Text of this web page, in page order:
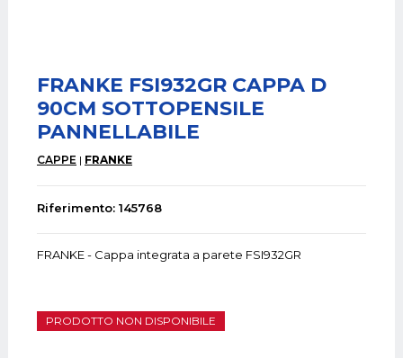
FRANKE FSI932GR CAPPA D
90CM SOTTOPENSILE
PANNELLABILE
CAPPE FRANKE
Riferimento: 145768
FRANKE - Cappa integrata a parete FSI932GR
PRODOTTO NON DISPONIBILE